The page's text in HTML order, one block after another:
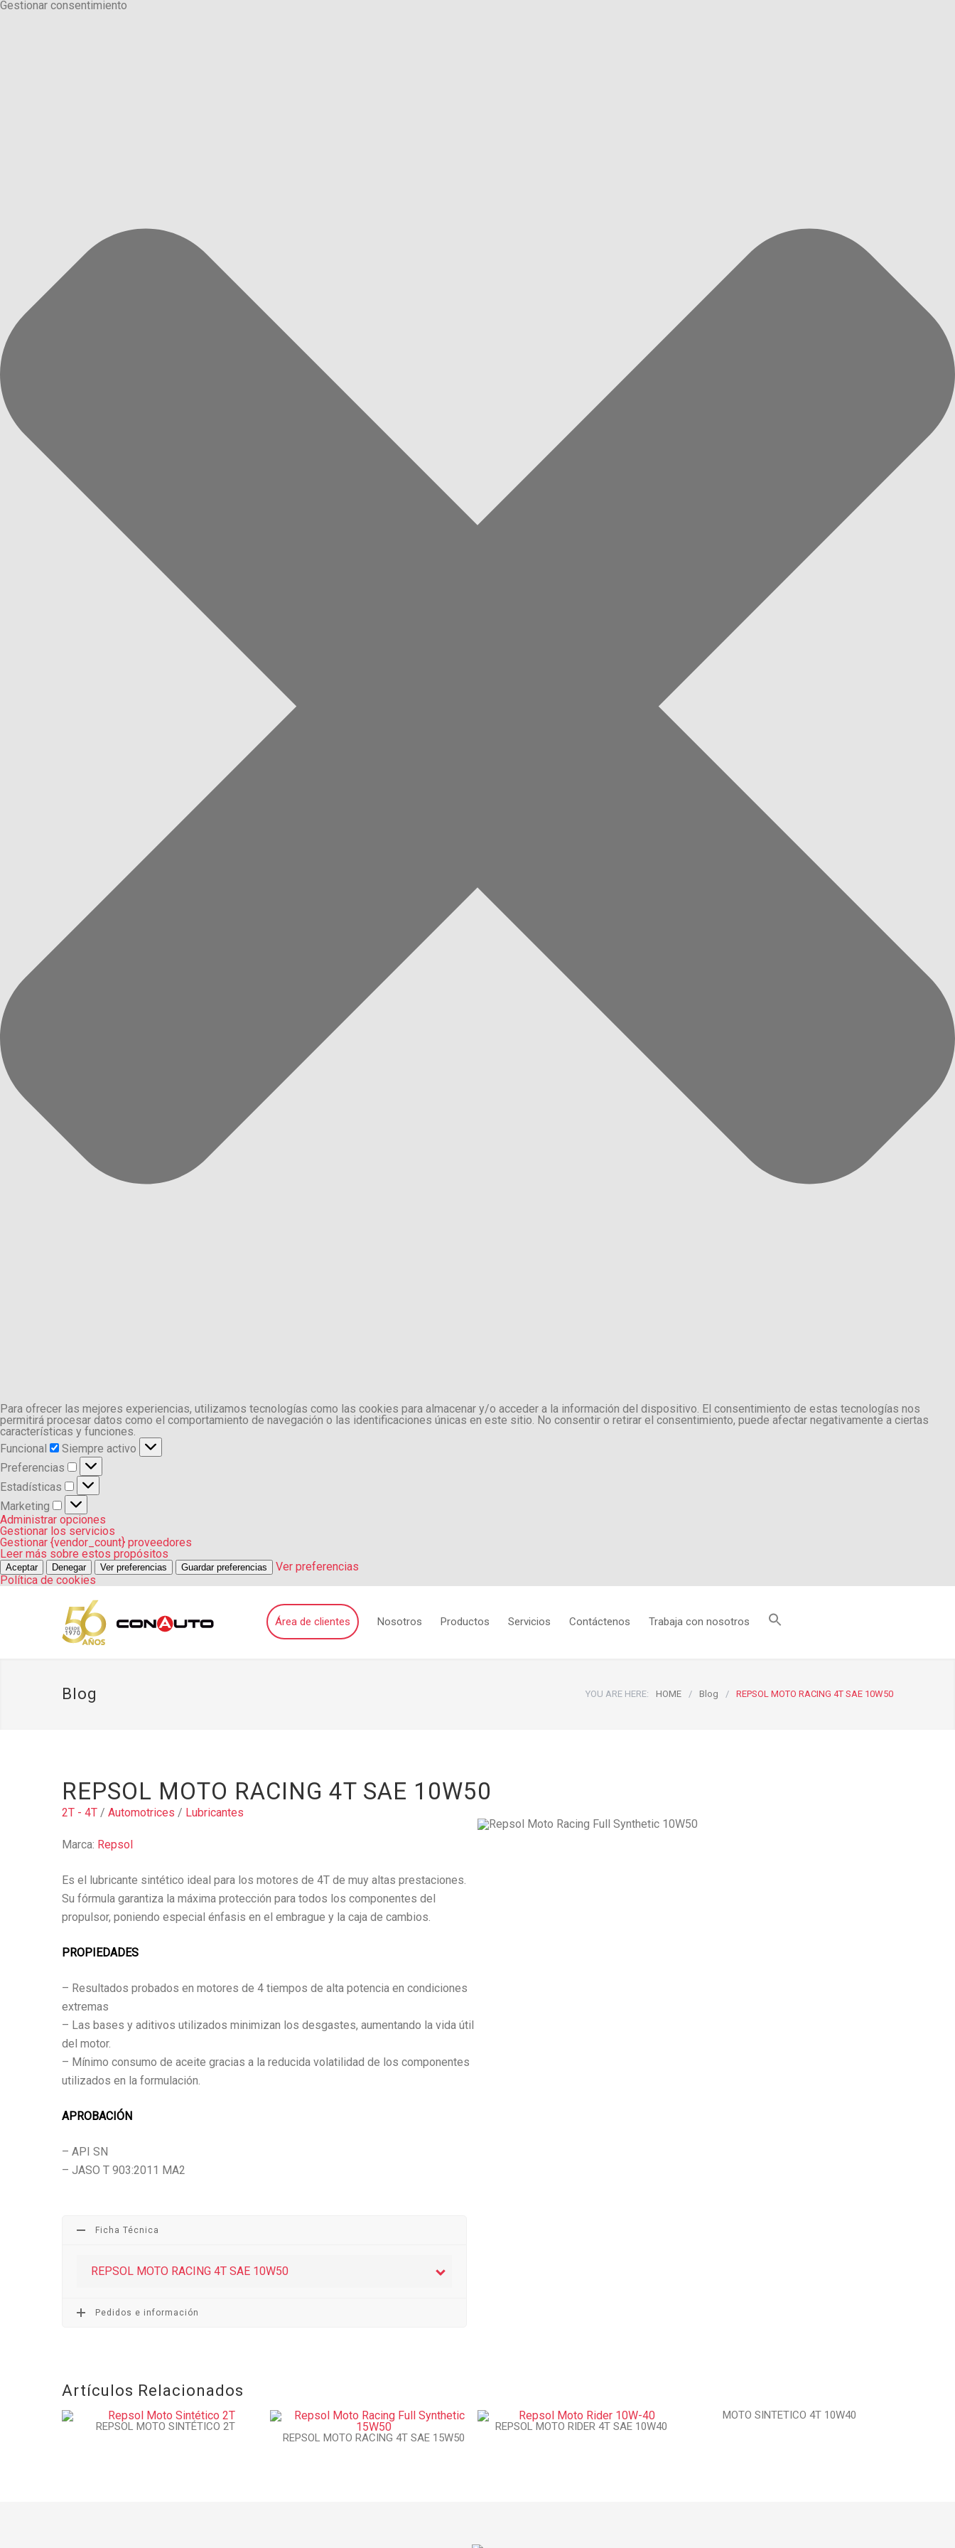
Gestionar consentimiento
Para ofrecer las mejores experiencias, utilizamos tecnologías como las cookies para almacenar y/o acceder a la información del dispositivo. El consentimiento de estas tecnologías nos
permitirá procesar datos como el comportamiento de navegación o las identificaciones únicas en este sitio. No consentir o retirar el consentimiento, puede afectar negativamente a ciertas
características y funciones.
Funcional
Funcional
Siempre activo
Preferencias
Preferencias
Estadísticas
Estadísticas
Marketing
Marketing
Administrar opciones
Gestionar los servicios
Gestionar {vendor_count} proveedores
Leer más sobre estos propósitos
Aceptar Denegar Ver preferencias Guardar preferencias
Ver preferencias
Política de cookies
Área de clientes Nosotros Productos Servicios Contáctenos Trabaja con nosotros
Blog YOU ARE HERE: HOME / Blog / REPSOL MOTO RACING 4T SAE 10W50
REPSOL MOTO RACING 4T SAE 10W50
2T - 4T / Automotrices / Lubricantes
Marca: Repsol
Es el lubricante sintético ideal para los motores de 4T de muy altas prestaciones.
Su fórmula garantiza la máxima protección para todos los componentes del
propulsor, poniendo especial énfasis en el embrague y la caja de cambios.
PROPIEDADES
– Resultados probados en motores de 4 tiempos de alta potencia en condiciones
extremas
– Las bases y aditivos utilizados minimizan los desgastes, aumentando la vida útil
del motor.
– Mínimo consumo de aceite gracias a la reducida volatilidad de los componentes
utilizados en la formulación.
APROBACIÓN
– API SN
– JASO T 903:2011 MA2
Ficha Técnica
REPSOL MOTO RACING 4T SAE 10W50
Pedidos e información
Artículos Relacionados
REPSOL MOTO SINTÉTICO 2T
REPSOL MOTO RACING 4T SAE 15W50
REPSOL MOTO RIDER 4T SAE 10W40
MOTO SINTETICO 4T 10W40